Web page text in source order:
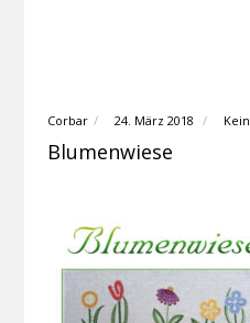
Corbar 24. März 2018
Blumenwiese